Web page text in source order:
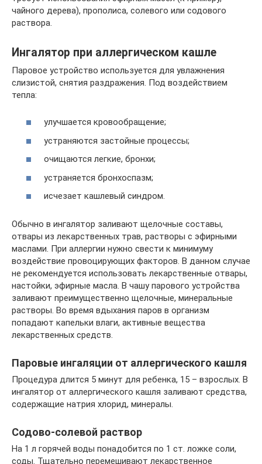
чайного дерева), прополиса, солевого или содового
раствора.
Ингалятор при аллергическом кашле
Паровое устройство используется для увлажнения
слизистой, снятия раздражения. Под воздействием
тепла:
улучшается кровообращение;
устраняются застойные процессы;
очищаются легкие, бронхи;
устраняется бронхоспазм;
исчезает кашлевый синдром.
Обычно в ингалятор заливают щелочные составы,
отвары из лекарственных трав, растворы с эфирными
маслами. При аллергии нужно свести к минимуму
воздействие провоцирующих факторов. В данном случае
не рекомендуется использовать лекарственные отвары,
настойки, эфирные масла. В чашу парового устройства
заливают преимущественно щелочные, минеральные
растворы. Во время вдыхания паров в организм
попадают капельки влаги, активные вещества
лекарственных средств.
Паровые ингаляции от аллергического кашля
Процедура длится 5 минут для ребенка, 15 – взрослых. В
ингалятор от аллергического кашля заливают средства,
содержащие натрия хлорид, минералы.
Содово-солевой раствор
На 1 л горячей воды понадобится по 1 ст. ложке соли,
соды. Тщательно перемешивают лекарственное